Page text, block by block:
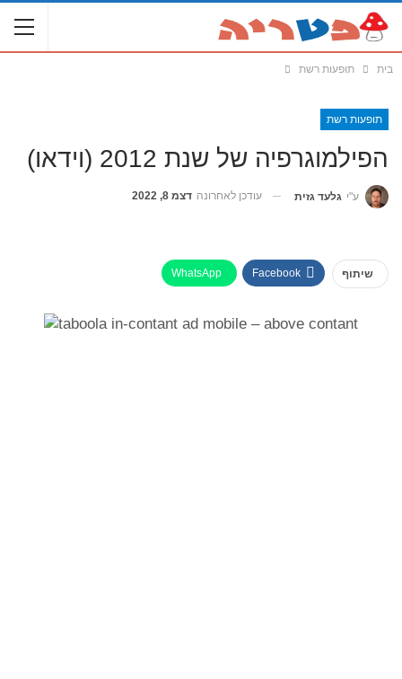
בית תופעות רשת
תופעות רשת
הפילמוגרפיה של שנת 2012 (וידאו)
ע"י גלעד גזית עודכן לאחרונה דצמ 8, 2022
שיתוף Facebook
WhatsApp